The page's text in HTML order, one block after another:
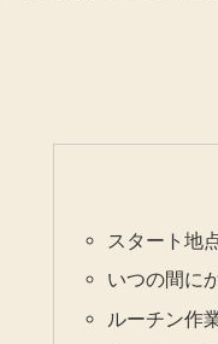
スタート地
いつの間に
ルーチン作